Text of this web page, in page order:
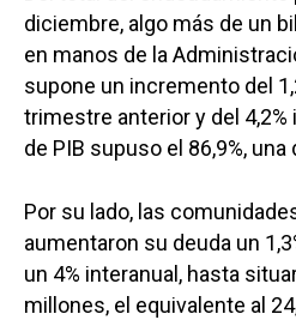
diciembre, algo más de un
en manos de la
supone un incremento del
trimestre anterior y del
de PIB supuso el 86,9%,
Por su lado, las
aumentaron su deuda un
un 4% interanual, hasta
millones, el equivalente al